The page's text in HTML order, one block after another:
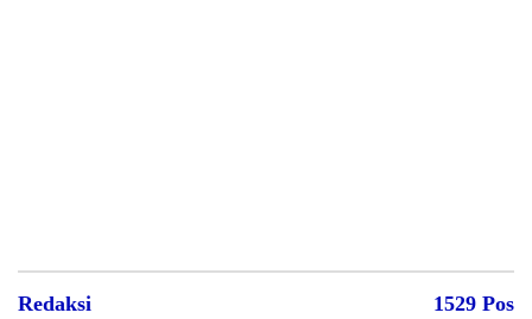
Redaksi 1529 Pos